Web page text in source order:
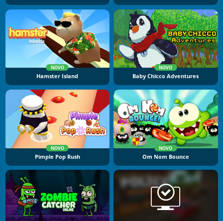
NOVO
Hamster Island
NOVO
Baby Chicco Adventures
NOVO
Pimple Pop Rush
NOVO
Om Nom Bounce